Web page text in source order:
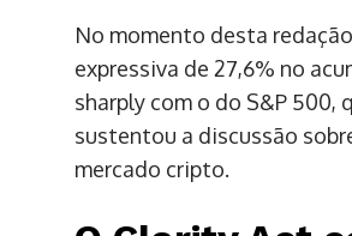
No momento desta
expressiva de 27,6% no
sharply com o do S&P 500,
sustentou a discussão
mercado cripto.